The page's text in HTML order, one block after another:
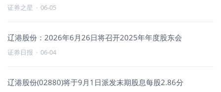
证券之星 · 06-05
辽港股份：2026年6月26日将召开2025年年度股东会
证券日报 · 06-04
辽港股份(02880)将于9月1日派发末期股息每股2.86分